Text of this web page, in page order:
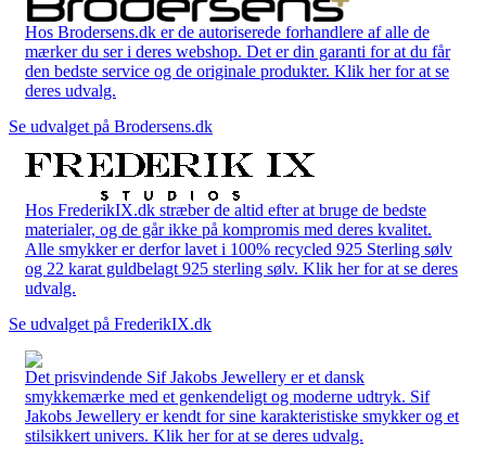
Hos Brodersens.dk er de autoriserede forhandlere af alle de
mærker du ser i deres webshop. Det er din garanti for at du får
den bedste service og de originale produkter. Klik her for at se
deres udvalg.
Se udvalget på Brodersens.dk
Hos FrederikIX.dk stræber de altid efter at bruge de bedste
materialer, og de går ikke på kompromis med deres kvalitet.
Alle smykker er derfor lavet i 100% recycled 925 Sterling sølv
og 22 karat guldbelagt 925 sterling sølv. Klik her for at se deres
udvalg.
Se udvalget på FrederikIX.dk
Det prisvindende Sif Jakobs Jewellery er et dansk
smykkemærke med et genkendeligt og moderne udtryk. Sif
Jakobs Jewellery er kendt for sine karakteristiske smykker og et
stilsikkert univers. Klik her for at se deres udvalg.